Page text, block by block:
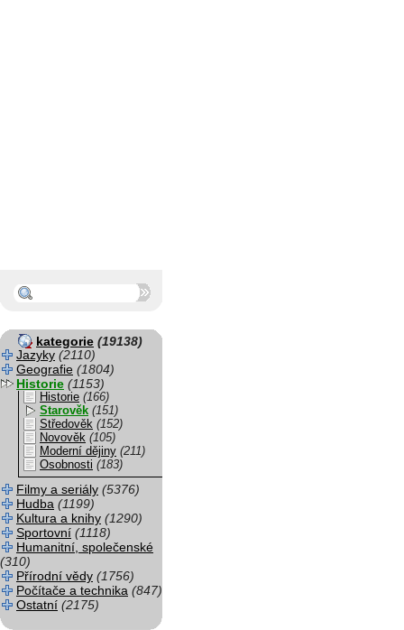
kategorie (19138)
Jazyky (2110)
Geografie (1804)
Historie (1153)
Historie (166)
Starověk (151)
Středověk (152)
Novověk (105)
Moderní dějiny (211)
Osobnosti (183)
Filmy a seriály (5376)
Hudba (1199)
Kultura a knihy (1290)
Sportovní (1118)
Humanitní, společenské
(310)
Přírodní vědy (1756)
Počítače a technika (847)
Ostatní (2175)